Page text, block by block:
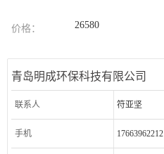
价格： 26580
青岛明成环保科技有限公司
联系人 符亚坚
手机 17663962212